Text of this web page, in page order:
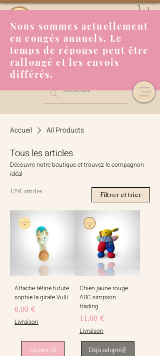
Nous sommes actuellement
en congés annuels. Le
temps de réponse peut être
rallongé et les envois
différés.
Accueil All Products
Tous les articles
Découvre notre boutique et trouvez le compagnon
idéal
1291 articles Filtrer et trier
Attache tétine tutute
sophie la girafe Vulli
Prix
6,00 €
Livraison
Ajouter 🛒
Chien jaune rouge
ABC simpson
trading
Prix
11,00 €
Livraison
Déjà adopté✌️